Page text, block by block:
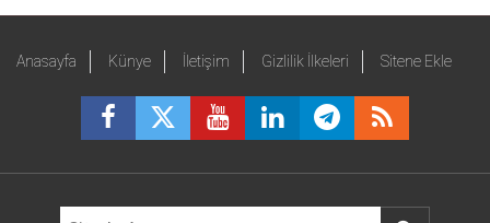
Anasayfa Künye İletişim Gizlilik İlkeleri Sitene Ekle